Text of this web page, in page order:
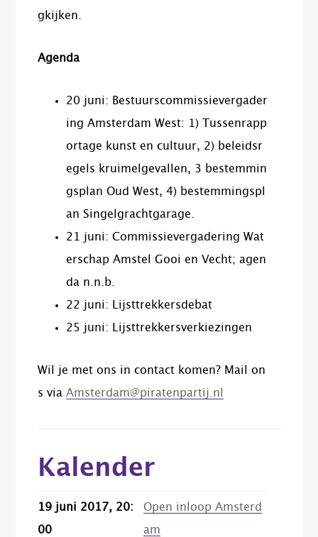
gkijken.
Agenda
20 juni: Bestuurscommissievergader
ing Amsterdam West: 1) Tussenrapp
ortage kunst en cultuur, 2) beleidsr
egels kruimelgevallen, 3 bestemmin
gsplan Oud West, 4) bestemmingspl
an Singelgrachtgarage.
21 juni: Commissievergadering Wat
erschap Amstel Gooi en Vecht; agen
da n.n.b.
22 juni: Lijsttrekkersdebat
25 juni: Lijsttrekkersverkiezingen
Wil je met ons in contact komen? Mail on
s via Amsterdam@piratenpartij.nl
Kalender
19 juni 2017, 20:
00
Open inloop Amsterd
am